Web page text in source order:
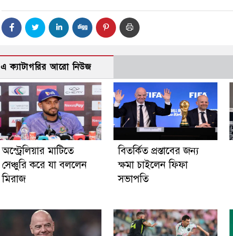
এ ক্যাটাগরির আরো নিউজ
অস্ট্রেলিয়ার মাটিতে
সেঞ্চুরি করে যা বললেন
মিরাজ
বিতর্কিত প্রস্তাবের জন্য
ক্ষমা চাইলেন ফিফা
সভাপতি